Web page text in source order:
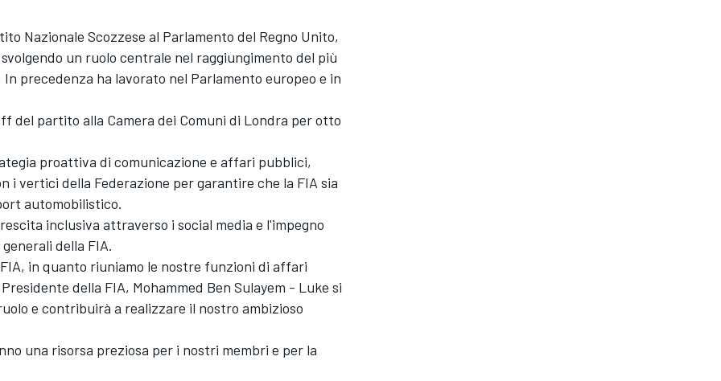
Nazionale Scozzese al Parlamento del Regno Unito,
un ruolo centrale nel raggiungimento del più
precedenza ha lavorato nel Parlamento europeo e in
del partito alla Camera dei Comuni di Londra per otto
proattiva di comunicazione e affari pubblici,
vertici della Federazione per garantire che la FIA sia
automobilistico.
inclusiva attraverso i social media e l'impegno
della FIA.
in quanto riuniamo le nostre funzioni di affari
della FIA, Mohammed Ben Sulayem - Luke si
e contribuirà a realizzare il nostro ambizioso
una risorsa preziosa per i nostri membri e per la